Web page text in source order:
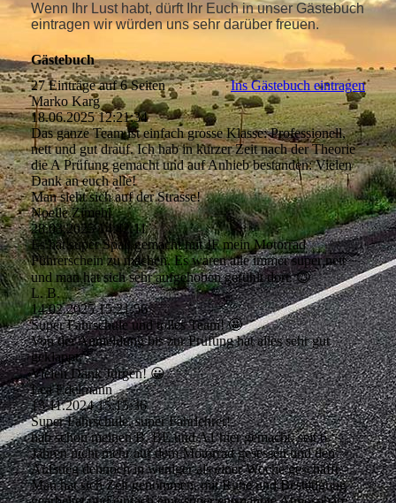
Wenn Ihr Lust habt, dürft Ihr Euch in unser Gästebuch
eintragen wir würden uns sehr darüber freuen.
Gästebuch
27 Einträge auf 6 Seiten
Ins Gästebuch eintragen
Marko Karg
18.06.2025 12:21:34
Das ganze Team ist einfach grosse Klasse: Professionell,
nett und gut drauf. Ich hab in kurzer Zeit nach der Theorie
die A Prüfung gemacht und auf Anhieb bestanden: Vielen
Dank an euch alle!
Man sieht sich auf der Strasse!
Noelle Zimehl
28.03.2025 14:42:11
Es hat super Spaß gemacht mit JF mein Motorrad
Führerschein zu machen. Es waren alle immer super nett
und man hat sich sehr aufgehoben gefühlt dort. 😊
L. B.
14.02.2025 15:21:56
Super Fahrschule und tolles Team! 🤩
Von der Anmeldung bis zur Prüfung hat alles sehr gut
geklappt.
Vielen Dank Jürgen! 😀
Lea Edelmann
13.11.2024 15:15:36
Super Fahrschule, super Fahrlehrer!
hab schon meinen B, BE und A1 hier gemacht, seit 6
Jahren nicht mehr auf dem Motorrad gesessen und den
Aufstieg dennoch in weniger als einer Woche geschafft.
Man hat sich Zeit genommen, mit Ruhe und Bestätigung